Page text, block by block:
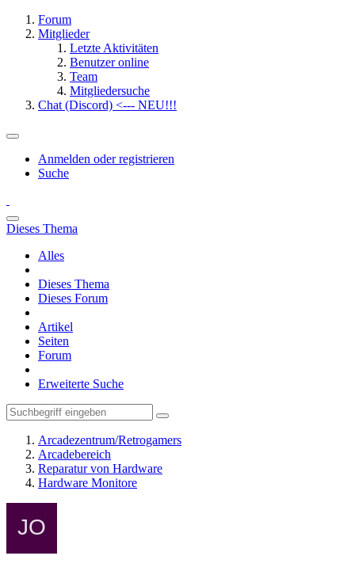
Forum
Mitglieder
Letzte Aktivitäten
Benutzer online
Team
Mitgliedersuche
Chat (Discord) <--- NEU!!!
Anmelden oder registrieren
Suche
Dieses Thema
Alles
Dieses Thema
Dieses Forum
Artikel
Seiten
Forum
Erweiterte Suche
Arcadezentrum/Retrogamers
Arcadebereich
Reparatur von Hardware
Hardware Monitore